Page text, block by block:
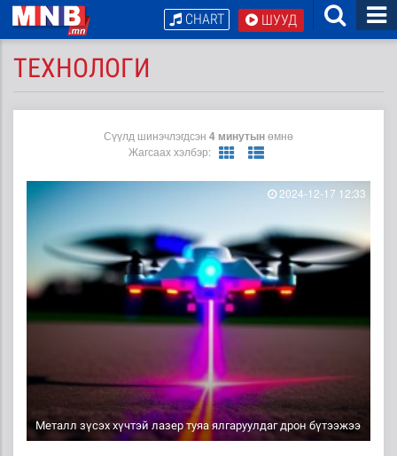
ШУУД
CHART
ТЕХНОЛОГИ
Сүүлд шинэчлэгдсэн 4 минутынөмнө
Жагсаах хэлбэр:
Металл зүсэх хүчтэй лазер туяа ялгаруулдаг дрон бүтээжээ
2024-12-17 12:33